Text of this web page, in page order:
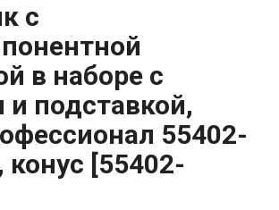
c
в наборе с
подставкой,
55402-
конус [55402-